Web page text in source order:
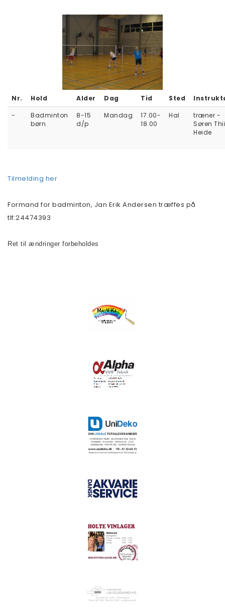
Nr. Hold Alder Dag Tid Sted
-
Badminton
børn
8-15
d/p
Mandag
17.00-
18.00
Hal
træner -
Søren
Heide
Tilmelding her
Formand for badminton, Jan Erik Andersen træffes på
tlf:24474393
Ret til ændringer forbeholdes